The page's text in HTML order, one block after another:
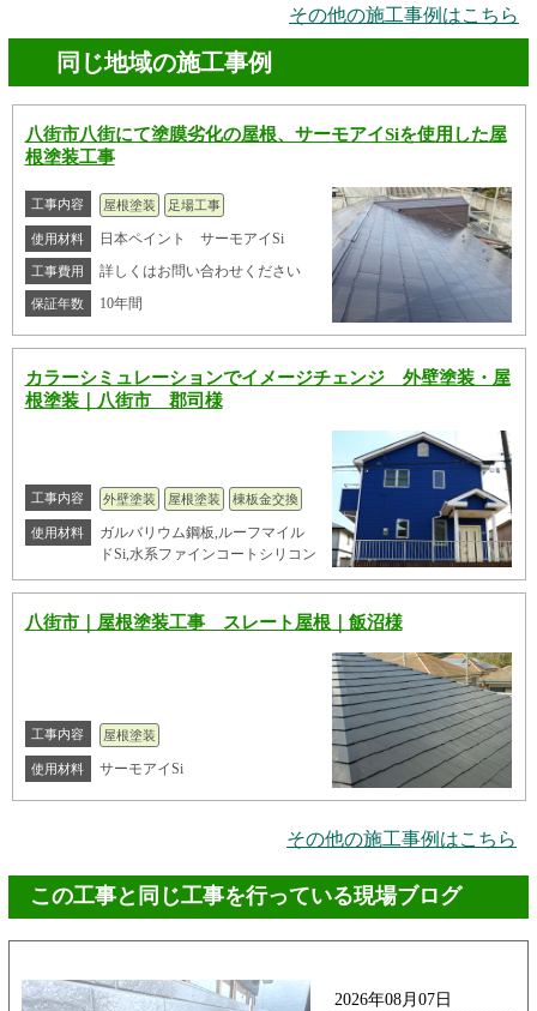
その他の施工事例はこちら
同じ地域の施工事例
八街市八街にて塗膜劣化の屋根、サーモアイSiを使用した屋
根塗装工事
工事内容 屋根塗装 足場工事
使用材料 日本ペイント サーモアイSi
工事費用 詳しくはお問い合わせください
保証年数 10年間
カラーシミュレーションでイメージチェンジ 外壁塗装・屋
根塗装｜八街市 郡司様
工事内容 外壁塗装 屋根塗装 棟板金交換
使用材料
ガルバリウム鋼板,ルーフマイル
ドSi,水系ファインコートシリコン
八街市｜屋根塗装工事 スレート屋根｜飯沼様
工事内容 屋根塗装
使用材料 サーモアイSi
その他の施工事例はこちら
この工事と同じ工事を行っている現場ブログ
2026年08月07日